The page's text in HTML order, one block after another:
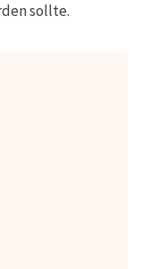
sollte.